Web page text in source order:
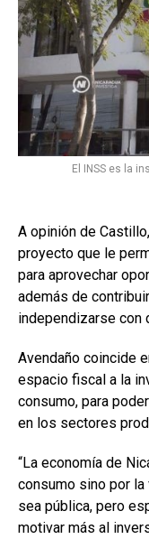
El INSS es la
A opinión de
proyecto que le
para aprovechar
además de
independizarse con
Avendaño coincide
espacio fiscal a la
consumo, para
en los sectores
“La economía de
consumo sino por la
sea pública, pero
motivar más al